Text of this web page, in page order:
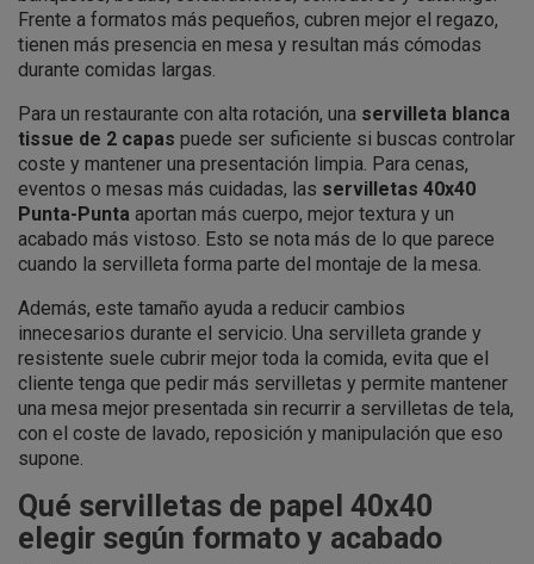
Frente a formatos más pequeños, cubren mejor el regazo,
tienen más presencia en mesa y resultan más cómodas
durante comidas largas.
Para un restaurante con alta rotación, una servilleta blanca
tissue de 2 capas puede ser suficiente si buscas controlar
coste y mantener una presentación limpia. Para cenas,
eventos o mesas más cuidadas, las servilletas 40x40
Punta-Punta aportan más cuerpo, mejor textura y un
acabado más vistoso. Esto se nota más de lo que parece
cuando la servilleta forma parte del montaje de la mesa.
Además, este tamaño ayuda a reducir cambios
innecesarios durante el servicio. Una servilleta grande y
resistente suele cubrir mejor toda la comida, evita que el
cliente tenga que pedir más servilletas y permite mantener
una mesa mejor presentada sin recurrir a servilletas de tela,
con el coste de lavado, reposición y manipulación que eso
supone.
Qué servilletas de papel 40x40
elegir según formato y acabado